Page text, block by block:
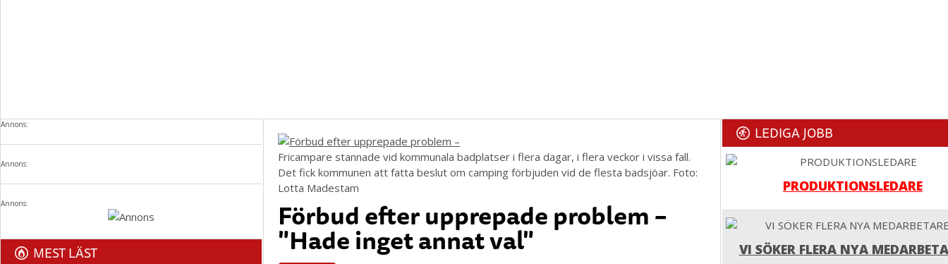
Annons:
Annons:
Annons:
MEST LÄST
Fricampare stannade vid kommunala badplatser i flera dagar, i flera veckor i vissa fall.
Det fick kommunen att fatta beslut om camping förbjuden vid de flesta badsjöar. Foto:
Lotta Madestam
Förbud efter upprepade problem –
"Hade inget annat val"
LEDIGA JOBB
PRODUKTIONSLEDARE
VI SÖKER FLERA NYA